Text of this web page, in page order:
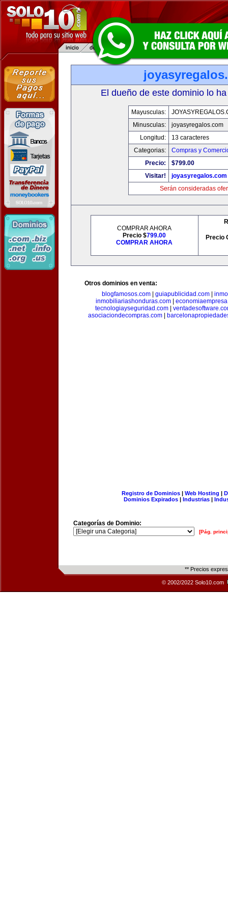
El dueño de este dominio lo
Mayusculas:
Minusculas:
joyasyregalos.com
Longitud:
13 caracteres
Categorias:
Compras y
Precio:
$799.00
Visitar!
joyasyregalos.com
Serán consideradas
COMPRAR AHORA
Precio $799.00
COMPRAR AHORA
Precio
Otros dominios en venta:
blogfamosos.com
guiapublicidad.com
inmobiliariashonduras.com
tecnologiayseguridad.com|
asociaciondecompras.com|
Registro de Dominios| Web Hosting |
Dominios Expirados | Industrias |
Categorías de Dominio:
[Pág.
** Precios
© 2002/2022 Solo10.com